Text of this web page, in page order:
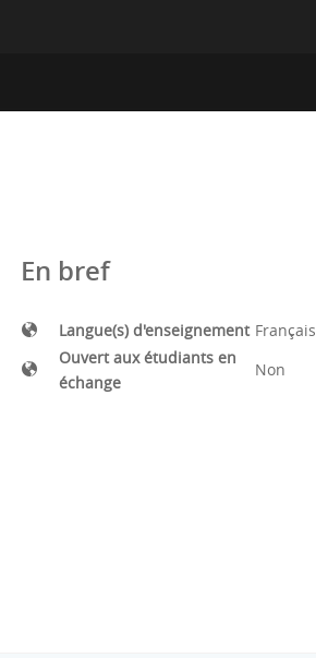
En bref
Langue(s) d'enseignement Français
Ouvert aux étudiants en
échange
Non